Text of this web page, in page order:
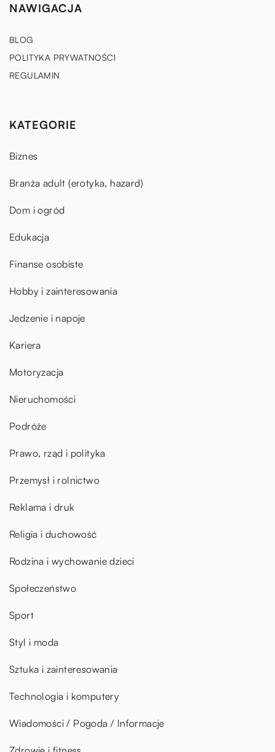
NAWIGACJA
BLOG
POLITYKA PRYWATNOŚCI
REGULAMIN
KATEGORIE
Biznes
Branża adult (erotyka, hazard)
Dom i ogród
Edukacja
Finanse osobiste
Hobby i zainteresowania
Jedzenie i napoje
Kariera
Motoryzacja
Nieruchomości
Podróże
Prawo, rząd i polityka
Przemysł i rolnictwo
Reklama i druk
Religia i duchowość
Rodzina i wychowanie dzieci
Społeczeństwo
Sport
Styl i moda
Sztuka i zainteresowania
Technologia i komputery
Wiadomości / Pogoda / Informacje